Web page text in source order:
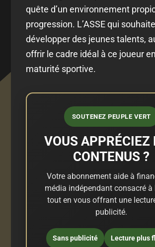
quête d’un environnement
progression. L’ASSE qui souhaite
développer des jeunes talents,
offrir le cadre idéal à ce joueur
maturité sportive.
SOUTENEZ PEUPLE VERT
VOUS APPRÉCIEZ
CONTENUS ?
Votre abonnement aide à
média indépendant consacré à
tout en vous offrant une
publicité.
Sans publicité Lecture plus